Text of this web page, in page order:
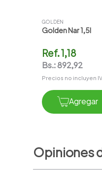
GOLDEN
Golden Nar 1,5l
Ref.1,18
Bs.:892,92
Precios no incluyen
Agregar
Opiniones